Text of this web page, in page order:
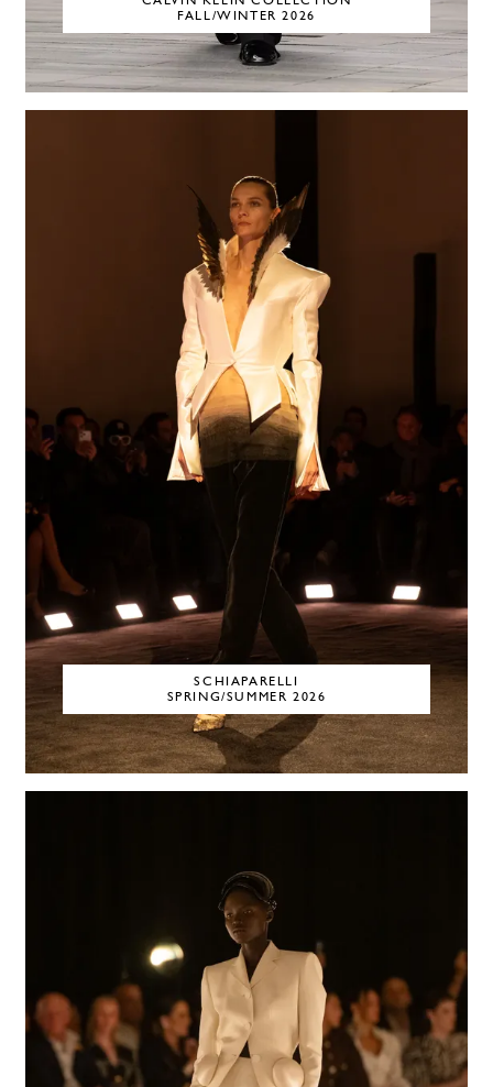
FALL/WINTER 2026
SCHIAPARELLI
SPRING/SUMMER 2026